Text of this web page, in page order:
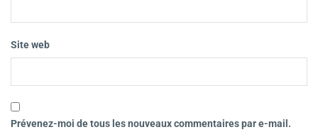
Site web
Prévenez-moi de tous les nouveaux commentaires par e-mail.